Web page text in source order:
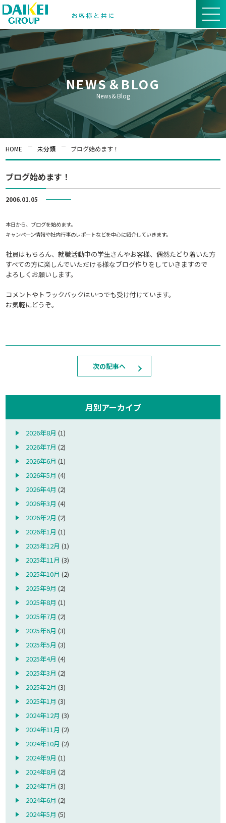
NEWS＆BLOG
News＆Blog
HOME 未分類 ブログ始めます！
ブログ始めます！
2006.01.05
本日から、ブログを始めます。
キャンペーン情報や社内行事のレポートなどを中心に紹介していきます。
社員はもちろん、就職活動中の学生さんやお客様、偶然たどり着いた方
すべての方に楽しんでいただける様なブログ作りをしていきますので
よろしくお願いします。
コメントやトラックバックはいつでも受け付けています。
お気軽にどうぞ。
次の記事へ
月別アーカイブ
2026年8月 (1)
2026年7月 (2)
2026年6月 (1)
2026年5月 (4)
2026年4月 (2)
2026年3月 (4)
2026年2月 (2)
2026年1月 (1)
2025年12月 (1)
2025年11月 (3)
2025年10月 (2)
2025年9月 (2)
2025年8月 (1)
2025年7月 (2)
2025年6月 (3)
2025年5月 (3)
2025年4月 (4)
2025年3月 (2)
2025年2月 (3)
2025年1月 (3)
2024年12月 (3)
2024年11月 (2)
2024年10月 (2)
2024年9月 (1)
2024年8月 (2)
2024年7月 (3)
2024年6月 (2)
2024年5月 (5)